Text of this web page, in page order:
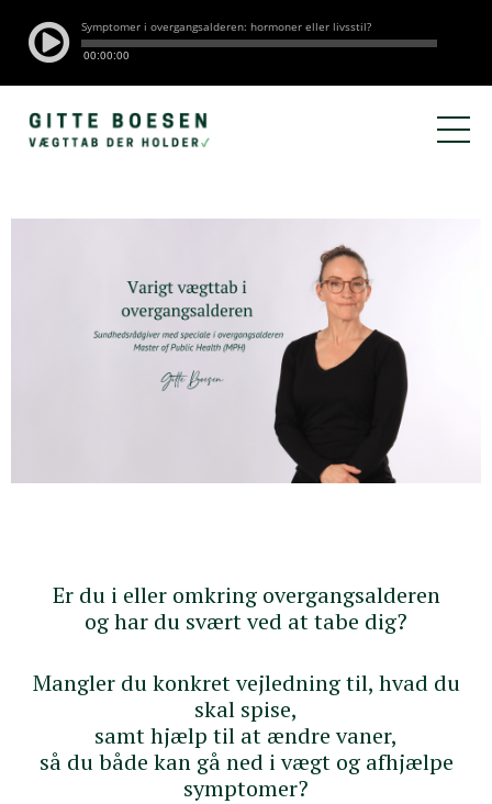
Er du i eller omkring overgangsalderen
og har du svært ved at tabe dig?
Mangler du konkret vejledning til, hvad du
skal spise,
samt hjælp til at ændre vaner,
så du både kan gå ned i vægt og afhjælpe
symptomer?